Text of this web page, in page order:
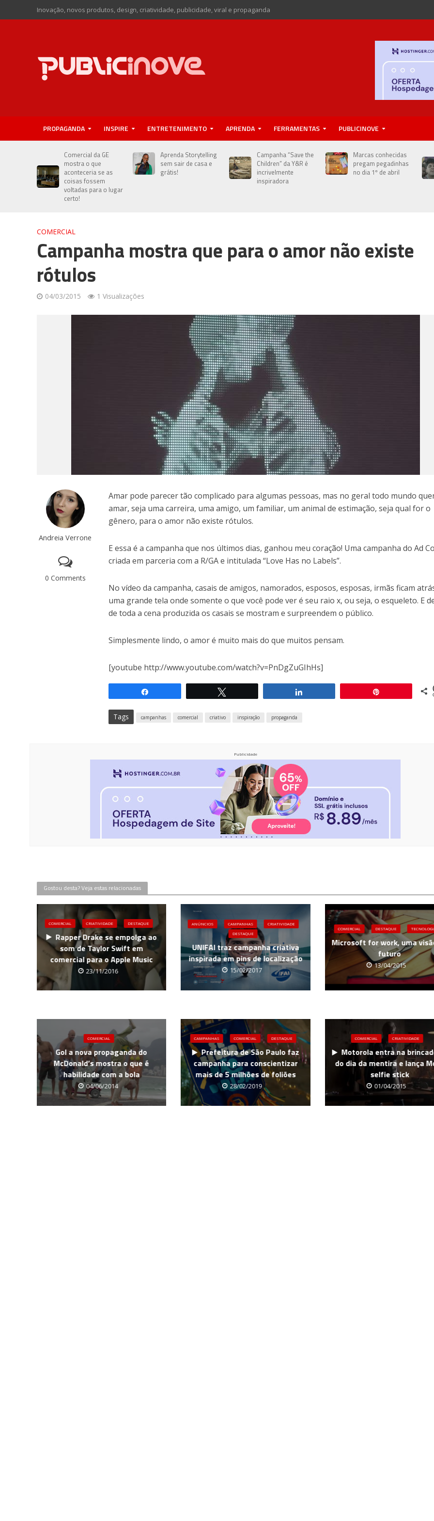
Inovação, novos produtos, design, criatividade, publicidade, viral e propaganda
PROPAGANDA INSPIRE ENTRETENIMENTO APRENDA FERRAMENTAS PUBLICINOVE
Comercial da GE
mostra o que
aconteceria se as
coisas fossem
voltadas para o lugar
certo!
Aprenda Storytelling
sem sair de casa e
grátis!
Campanha “Save the
Children” da Y&R é
incrivelmente
inspiradora
Marcas conhecidas
pregam pegadinhas
no dia 1º de abril
COMERCIAL
Campanha mostra que para o amor não existe
rótulos
04/03/2015 1 Visualizações
Andreia Verrone
0 Comments
Amar pode parecer tão complicado para algumas pessoas, mas no geral todo mundo
amar, seja uma carreira, uma amigo, um familiar, um animal de estimação, seja qual for o
gênero, para o amor não existe rótulos.
E essa é a campanha que nos últimos dias, ganhou meu coração! Uma campanha do Ad
criada em parceria com a R/GA e intitulada “Love Has no Labels”.
No vídeo da campanha, casais de amigos, namorados, esposos, esposas, irmãs ficam
uma grande tela onde somente o que você pode ver é seu raio x, ou seja, o esqueleto. E
de toda a cena produzida os casais se mostram e surpreendem o público.
Simplesmente lindo, o amor é muito mais do que muitos pensam.
[youtube http://www.youtube.com/watch?v=PnDgZuGIhHs]
Tags campanhas comercial criativo inspiração propaganda
Publicidade
Gostou desta? Veja estas relacionadas
COMERCIAL CRIATIVIDADE DESTAQUE
Rapper Drake se empolga ao
som de Taylor Swift em
comercial para o Apple Music
23/11/2016
ANÚNCIOS CAMPANHAS
CRIATIVIDADE
DESTAQUE
UNIFAI traz campanha criativa
inspirada em pins de localização
15/02/2017
COMERCIAL DESTAQUE
Microsoft for work, uma
futuro
13/04/2015
COMERCIAL
Gol a nova propaganda do
McDonald’s mostra o que é
habilidade com a bola
04/06/2014
CAMPANHAS COMERCIAL DESTAQUE
Prefeitura de São Paulo faz
campanha para conscientizar
mais de 5 milhões de foliões
28/02/2019
COMERCIAL CRIATIVIDADE
Motorola entra na
do dia da mentira e lança
selfie stick
01/04/2015